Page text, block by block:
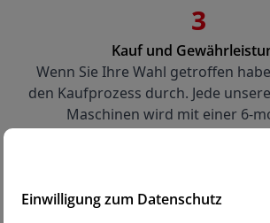
3
Kauf und
Wenn Sie Ihre Wahl getroffen
den Kaufprozess durch. Jede
Maschinen wird mit einer 6-
Gewährleistung geliefert, damit
Einwilligung zum Datenschutz